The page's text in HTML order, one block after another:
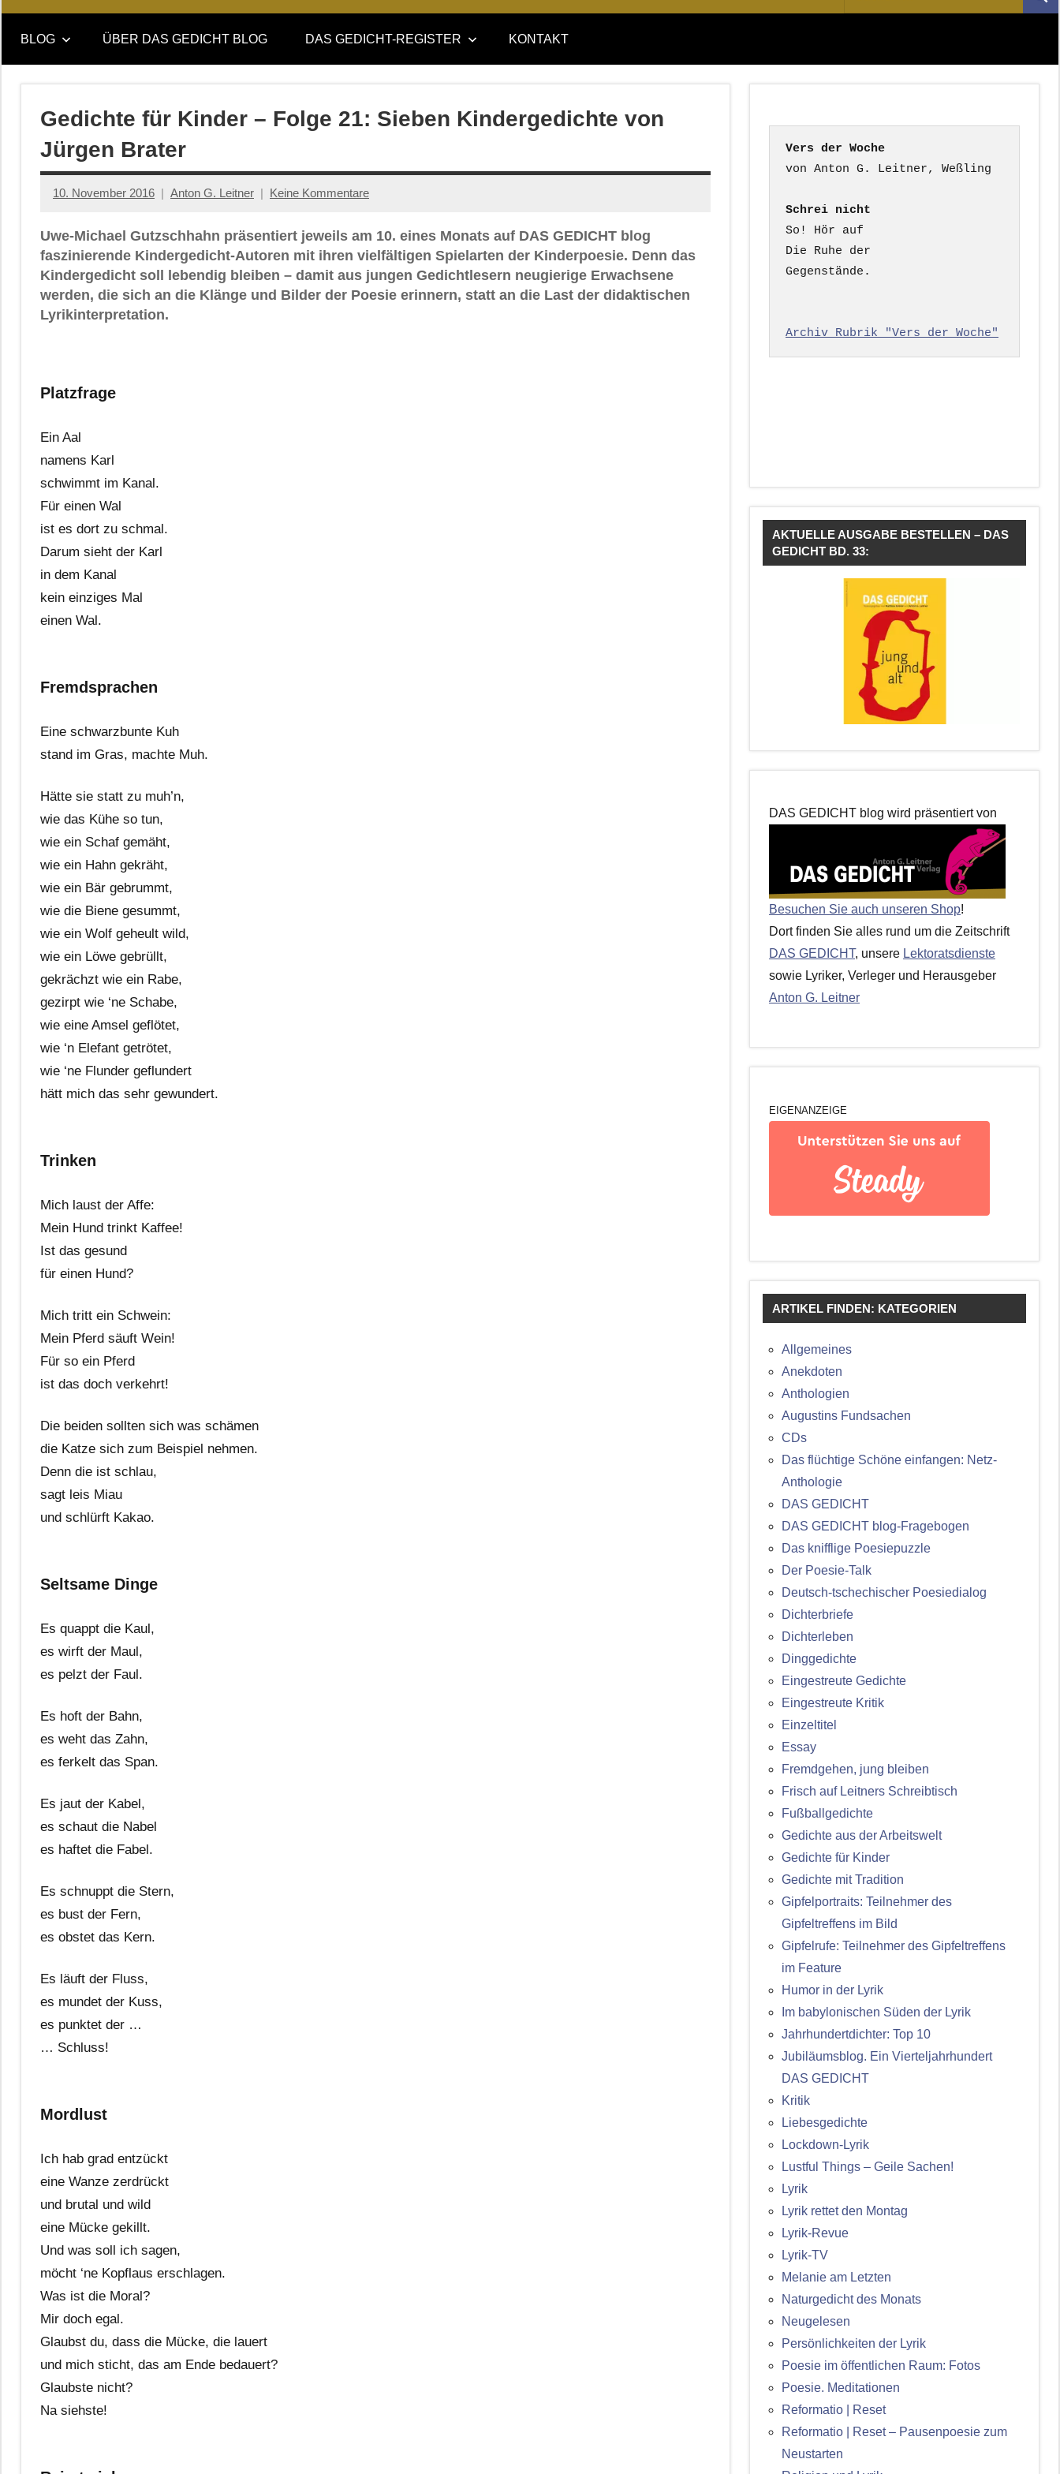
DAS
GEDICHT
blog
DAS
GEDICHT.
Zeitschrift
nach:
BLOG ÜBER DAS GEDICHT BLOG DAS GEDICHT-REGISTER KONTAKT
Gedichte für Kinder – Folge 21: Sieben Kindergedichte von
Jürgen Brater
10. November 2016 Anton G. Leitner Keine Kommentare
Uwe-Michael Gutzschhahn präsentiert jeweils am 10. eines Monats auf DAS GEDICHT blog
faszinierende Kindergedicht-Autoren mit ihren vielfältigen Spielarten der Kinderpoesie. Denn das
Kindergedicht soll lebendig bleiben – damit aus jungen Gedichtlesern neugierige Erwachsene
werden, die sich an die Klänge und Bilder der Poesie erinnern, statt an die Last der didaktischen
Lyrikinterpretation.
Platzfrage
Ein Aal
namens Karl
schwimmt im Kanal.
Für einen Wal
ist es dort zu schmal.
Darum sieht der Karl
in dem Kanal
kein einziges Mal
einen Wal.
Fremdsprachen
Eine schwarzbunte Kuh
stand im Gras, machte Muh.
Hätte sie statt zu muh’n,
wie das Kühe so tun,
wie ein Schaf gemäht,
wie ein Hahn gekräht,
wie ein Bär gebrummt,
wie die Biene gesummt,
wie ein Wolf geheult wild,
wie ein Löwe gebrüllt,
gekrächzt wie ein Rabe,
gezirpt wie ‘ne Schabe,
wie eine Amsel geflötet,
wie ‘n Elefant getrötet,
wie ‘ne Flunder geflundert
hätt mich das sehr gewundert.
Trinken
Mich laust der Affe:
Mein Hund trinkt Kaffee!
Ist das gesund
für einen Hund?
Mich tritt ein Schwein:
Mein Pferd säuft Wein!
Für so ein Pferd
ist das doch verkehrt!
Die beiden sollten sich was schämen
die Katze sich zum Beispiel nehmen.
Denn die ist schlau,
sagt leis Miau
und schlürft Kakao.
Seltsame Dinge
Es quappt die Kaul,
es wirft der Maul,
es pelzt der Faul.
Es hoft der Bahn,
es weht das Zahn,
es ferkelt das Span.
Es jaut der Kabel,
es schaut die Nabel
es haftet die Fabel.
Es schnuppt die Stern,
es bust der Fern,
es obstet das Kern.
Es läuft der Fluss,
es mundet der Kuss,
es punktet der …
… Schluss!
Mordlust
Ich hab grad entzückt
eine Wanze zerdrückt
und brutal und wild
eine Mücke gekillt.
Und was soll ich sagen,
möcht ‘ne Kopflaus erschlagen.
Was ist die Moral?
Mir doch egal.
Glaubst du, dass die Mücke, die lauert
und mich sticht, das am Ende bedauert?
Glaubste nicht?
Na siehste!
Vers der Woche
Schrei nicht
So! Hör auf
Die Ruhe der
Gegenstände.
Archiv Rubrik "Vers der Woche"
AKTUELLE AUSGABE BESTELLEN – DAS
GEDICHT BD. 33:
DAS GEDICHT blog wird präsentiert von
Besuchen Sie auch unseren Shop!
Dort finden Sie alles rund um die Zeitschrift
DAS GEDICHT, unsere Lektoratsdienste
sowie Lyriker, Verleger und Herausgeber
Anton G. Leitner
EIGENANZEIGE
ARTIKEL FINDEN: KATEGORIEN
Allgemeines
Anekdoten
Anthologien
Augustins Fundsachen
CDs
Das flüchtige Schöne einfangen: Netz-
Anthologie
DAS GEDICHT
DAS GEDICHT blog-Fragebogen
Das knifflige Poesiepuzzle
Der Poesie-Talk
Deutsch-tschechischer Poesiedialog
Dichterbriefe
Dichterleben
Dinggedichte
Eingestreute Gedichte
Eingestreute Kritik
Einzeltitel
Essay
Fremdgehen, jung bleiben
Frisch auf Leitners Schreibtisch
Fußballgedichte
Gedichte aus der Arbeitswelt
Gedichte für Kinder
Gedichte mit Tradition
Gipfelportraits: Teilnehmer des
Gipfeltreffens im Bild
Gipfelrufe: Teilnehmer des Gipfeltreffens
im Feature
Humor in der Lyrik
Im babylonischen Süden der Lyrik
Jahrhundertdichter: Top 10
Jubiläumsblog. Ein Vierteljahrhundert
DAS GEDICHT
Kritik
Liebesgedichte
Lockdown-Lyrik
Lustful Things – Geile Sachen!
Lyrik
Lyrik rettet den Montag
Lyrik-Revue
Lyrik-TV
Melanie am Letzten
Naturgedicht des Monats
Neugelesen
Persönlichkeiten der Lyrik
Poesie im öffentlichen Raum: Fotos
Poesie. Meditationen
Reformatio | Reset
Reformatio | Reset – Pausenpoesie zum
Neustarten